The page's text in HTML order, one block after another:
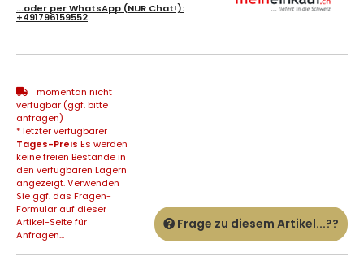
...oder perWhatsApp (NUR Chat!):
+491796159552
momentan nicht
verfügbar (ggf. bitte
anfragen)
* letzter verfügbarer
Tages-Preis Es werden
keine freien Bestände in
den verfügbaren Lägern
angezeigt. Verwenden
Sie ggf. das Fragen-
Formular auf dieser
Artikel-Seite für
Anfragen...
Frage zu diesem Artikel...??